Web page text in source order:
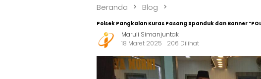
Beranda Blog
Polsek Pangkalan Kuras Pasang Spanduk dan Banner “POLRI
Maruli Simanjuntak
18 Maret 2025
206 Dilihat